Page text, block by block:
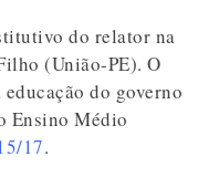
do relator na
(União-PE). O
do governo
Ensino Médio
17.